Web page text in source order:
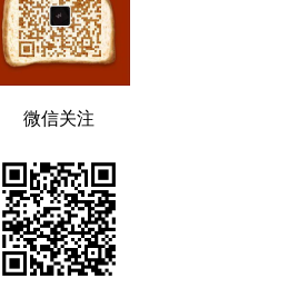
微信关注